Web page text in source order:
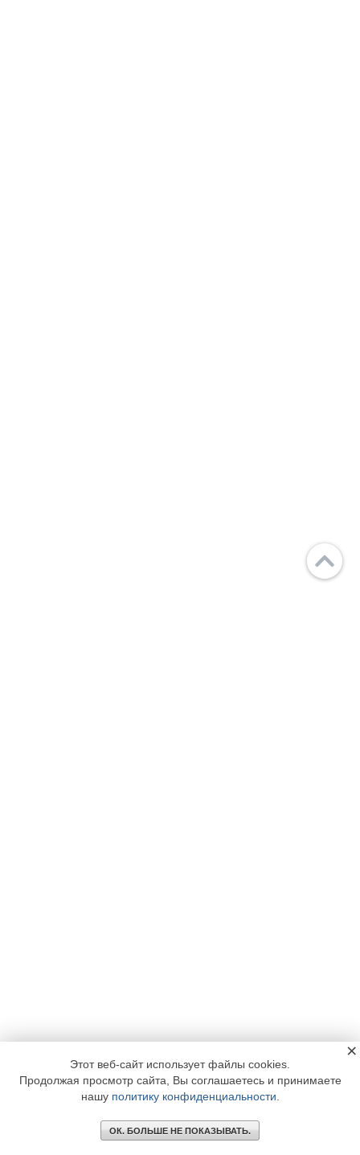
Этот веб-сайт использует файлы cookies.
Продолжая просмотр сайта, Вы соглашаетесь и принимаете
нашу политику конфиденциальности
ОК. БОЛЬШЕ НЕ ПОКАЗЫВАТЬ.
×